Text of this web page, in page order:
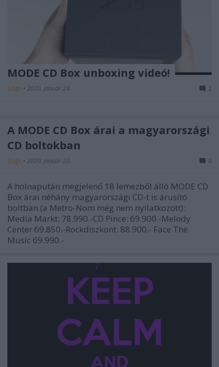
MODE CD Box unboxing videó!
Szigi. • 2020. január 24. 2
A MODE CD Box árai a magyarországi
CD boltokban
Szigi. • 2020. január 22. 0
A holnapután megjelenő 18 lemezből álló MODE CD
Box árai néhány magyarországi CD-t is árusító
boltban (a Metro-Nom még nem nyilatkozott):
Media Markt: 78.990.-CD Pince: 69.900.-Melody
Center 69.850.-Rockdiszkont: 88.900.- Face The
Music 69.990.-